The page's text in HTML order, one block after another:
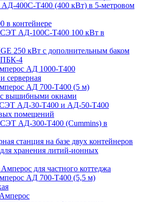
АД-400С-Т400 (400 кВт) в 5-метровом
контейнере
СЭТ АД-100С-Т400 100 кВт в
250 кВт с дополнительным баком
ПБК-4
АД 1000-Т400
серверная
АД 700-Т400 (5 м)
вышибными окнами
АД-30-Т400 и АД-50-Т400
помещений
СЭТ АД-300-Т400 (Cummins) в
станция на базе двух контейнеров
хранения литий-ионных
для частного коттеджа
АД 700-Т400 (5,5 м)